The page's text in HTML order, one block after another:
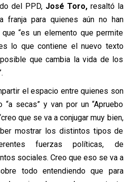
del PPD, José Toro,resaltó la
franja para quienes aún no han
“es un elemento que permite
lo que contiene el nuevo texto
que cambia la vida de los
el espacio entre quienes son
secas” y van por un “Apruebo
que se va a conjugar muy bien,
mostrar los distintos tipos de
fuerzas políticas, de
sociales. Creo que eso se va a
todo entendiendo que para